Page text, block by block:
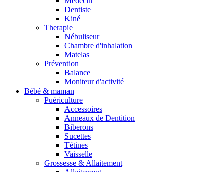
Dentiste
Kiné
Therapie
Nébuliseur
Chambre d'inhalation
Matelas
Prévention
Balance
Moniteur d'activité
Bébé & maman
Puériculture
Accessoires
Anneaux de Dentition
Biberons
Sucettes
Tétines
Vaisselle
Grossesse & Allaitement